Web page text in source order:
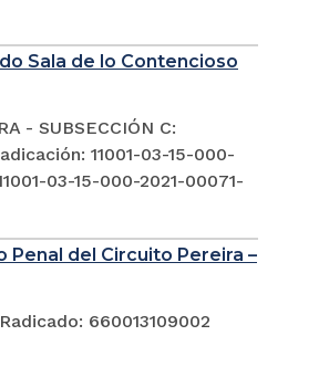
Sala de lo Contencioso
- SUBSECCIÓN C:
11001-03-15-000-
03-15-000-2021-00071-
Penal del Circuito Pereira –
660013109002